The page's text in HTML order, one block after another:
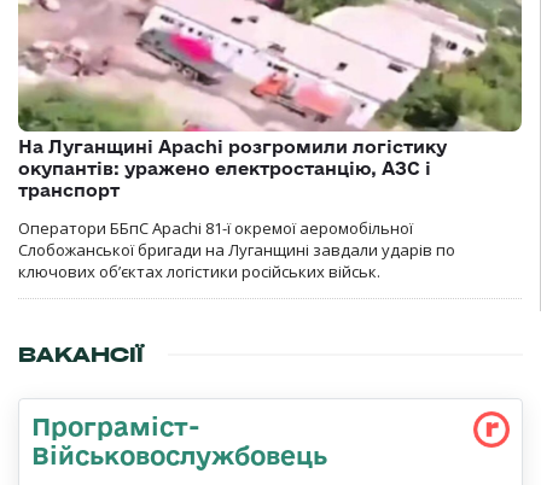
На Луганщині Apachi розгромили логістику
окупантів: уражено електростанцію, АЗС і
транспорт
Оператори ББпС Apachi 81-ї окремої аеромобільної
Слобожанської бригади на Луганщині завдали ударів по
ключових об’єктах логістики російських військ.
ВАКАНСІЇ
Програміст-
Військовослужбовець